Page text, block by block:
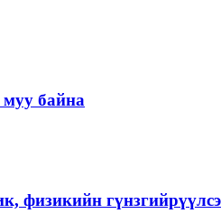
байна
физикийн